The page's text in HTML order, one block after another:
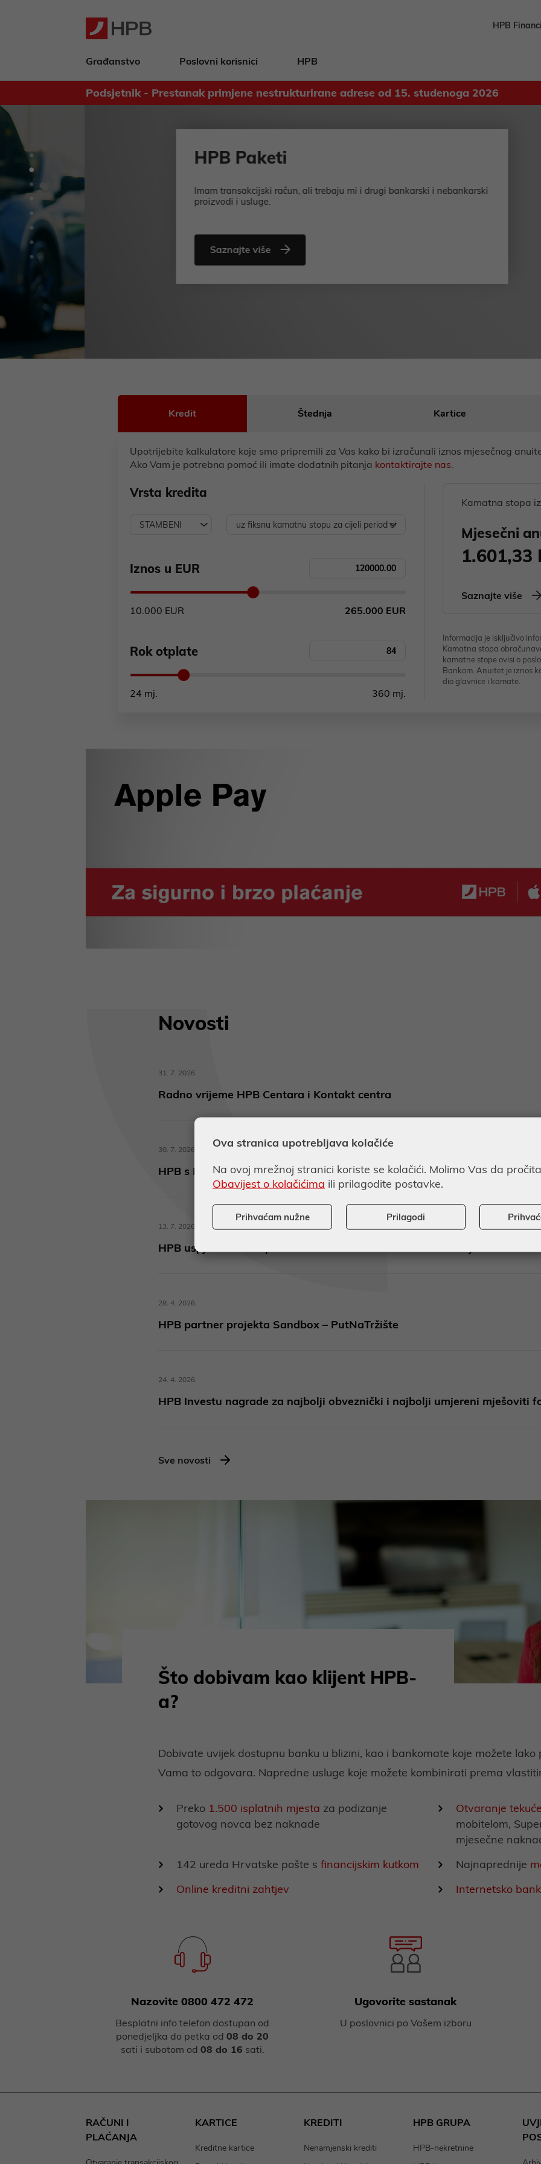
HPB
Građanstvo Poslovni korisnici HPB
Podsjetnik - Prestanak primjene nestrukturirane adrese od 15. studenoga 2026
HPB Paketi
Imam transakcijski račun, ali trebaju mi i drugi bankarski i nebankarski
Kredit Štednja Kartice
Upotrijebite kalkulatore koje smo pripremili za Vas kako bi izračunali iznos mjesečnog
Ako Vam je potrebna pomoć ili imate dodatnih pitanja kontaktirajte nas.
Vrsta kredita
Iznos u EUR
Rok otplate
Kamatna stopa
Mjesečni
1.601,33
Saznajte više
Informacija je isključivo
Kamatna stopa
kamatne stope ovisi o
Bankom. Anuitet je iznos
dio glavnice i kamate.
Novosti
31. 7. 2026.
Radno vrijeme HPB Centara i Kontakt centra
30. 7. 2026.
HPB s Hrvatskim autocestama ugovara najveće refinanciranje u svojoj
13. 7. 2026.
HPB uspješno izdao prvu međunarodnu obveznicu i uvrstio je na
28. 4. 2026.
HPB partner projekta Sandbox – PutNaTržište
24. 4. 2026.
HPB Investu nagrade za najbolji obveznički i najbolji umjereni mješoviti
Sve novosti
Što dobivam kao klijent HPB-
a?
Dobivate uvijek dostupnu banku u blizini, kao i bankomate koje možete
Vama to odgovara. Napredne usluge koje možete kombinirati prema
Preko 1.500 isplatnih mjesta za podizanje
gotovog novca bez naknade
Otvaranje
mobitelom,
mjesečne
142 ureda Hrvatske pošte s financijskim kutkom Najnaprednije
Online kreditni zahtjev
Internetsko
Nazovite 0800 472 472
Besplatni info telefon dostupan od
ponedjeljka do petka od08 do 20
sati i subotom od 08 do 16 sati.
Ugovorite sastanak
U poslovnici po Vašem izboru
RAČUNI I
PLAĆANJA
KARTICE
Kreditne kartice
KREDITI
Nenamjenski krediti
HPB GRUPA
HPB-nekretnine
Ova stranica upotrebljava kolačiće
Na ovoj mrežnoj stranici koriste se kolačići. Molimo Vas da
Obavijest o kolačićima ili prilagodite postavke.
Prihvaćam nužne Prilagodi